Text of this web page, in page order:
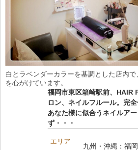
白とラベンダーカラーを基調とした店内
を心がけています。
福岡市東区箱崎駅前、HAIR
ロン、ネイルフルール。完全
あなた様に似合うネイルア
ず・・・
エリア
九州・沖縄：福